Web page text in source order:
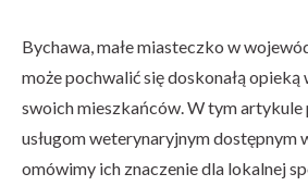
Bychawa, małe miasteczko w
może pochwalić się doskonałą
swoich mieszkańców. W tym
usługom weterynaryjnym dostępnym
omówimy ich znaczenie dla lokalnej